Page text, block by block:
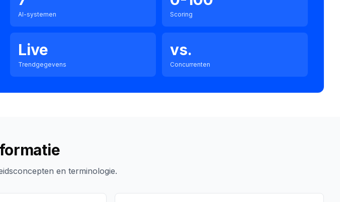
AI-systemen Scoring
Live
Trendgegevens
vs.
Concurrenten
en terminologie.